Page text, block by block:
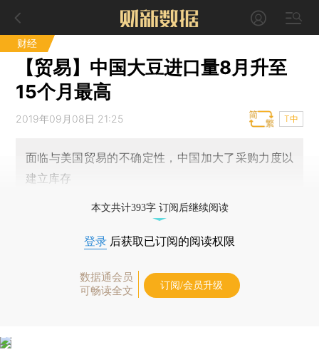
财经
【贸易】中国大豆进口量8月升至
15个月最高
2019年09月08日 21:25 T中
面临与美国贸易的不确定性，中国加大了采购力度以
建立库存
本文共计393字 订阅后继续阅读
登录 后获取已订阅的阅读权限
数据通会员
可畅读全文
订阅/会员升级